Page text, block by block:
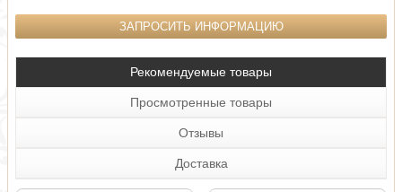
ЗАПРОСИТЬ ИНФОРМАЦИЮ
Рекомендуемые товары
Просмотренные товары
Отзывы
Доставка